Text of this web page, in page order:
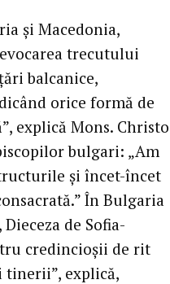
și Macedonia,
trecutului
balcanice,
orice formă de
explică Mons. Christo
bulgari: „Am
și încet-încet
În Bulgaria
de Sofia-
credincioșii de rit
explică,